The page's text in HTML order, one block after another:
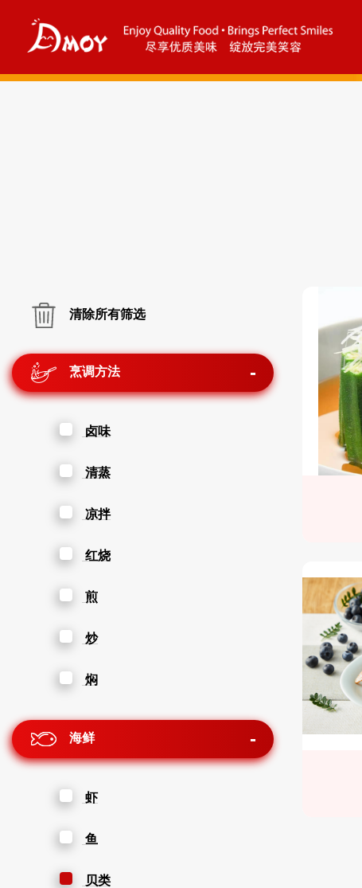
清除所有筛选
烹调方法
卤味
清蒸
凉拌
红烧
煎
炒
焖
海鲜
虾
鱼
贝类